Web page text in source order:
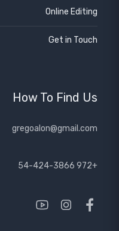
Online Editing
Get in Touch
How To Find Us
gregoalon@gmail.com
+972 54-424-3866